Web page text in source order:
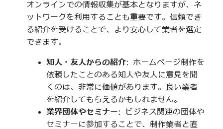
オンラインでの情報収集が基本となりますが、ネ
ットワークを利用することも重要です。信頼でき
る紹介を受けることで、より安心して業者を選定
できます。
知人・友人からの紹介: ホームページ制作を
依頼したことのある知人や友人に意見を聞
くのは、非常に価値があります。良い業者
を紹介してもらえるかもしれません。
業界団体やセミナー: ビジネス関連の団体や
セミナーに参加することで、制作業者と直